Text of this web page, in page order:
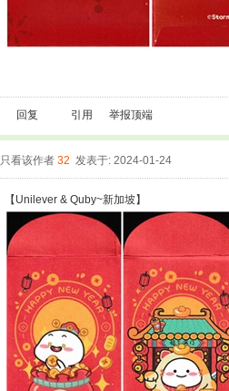
回复 引用 举报顶端
只看该作者 32 发表于: 2024-01-24
【Unilever & Quby~新加坡】